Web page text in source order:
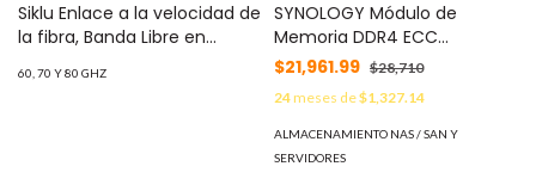
Siklu Enlace a la velocidad de
la fibra, Banda Libre en
Gbps Reales Full Duplex, 5 km
60, 70 Y 80 GHZ
SYNOLOGY Módulo de
Memoria DDR4 ECC
Unbuffered SODIMM | 16GB |
2666 MHz | Compatible con
Serie FS: FS1018 / Serie 21:
RS1221RP+, RS1221+, DS1821+,
DS1621xs+, DS1621+, DVA3221 /
$21,961.99 $28,710
24meses de$1,327.14
ALMACENAMIENTO NAS / SAN Y
SERVIDORES